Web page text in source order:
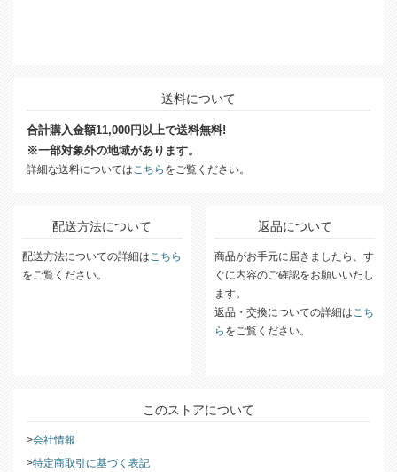
送料について
合計購入金額11,000円以上で送料無料!
※一部対象外の地域があります。
詳細な送料については こちら をご覧ください。
配送方法について
配送方法についての詳細は こちら
をご覧ください。
返品について
商品がお手元に届きましたら、す
ぐに内容のご確認をお願いいたし
ます。
返品・交換についての詳細は こち
ら をご覧ください。
このストアについて
会社情報
特定商取引に基づく表記